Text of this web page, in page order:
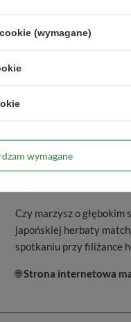
(1-2 razy), a jego
✨ Mary Rose –
Mary Rose to marka
wyjątkowym przeżyciem
aromatów. W gamie
Czy marzysz o
japońskiej herbaty
spotkaniu przy filiżance
🌐Strona internetowa
(wymagane)
wymagane